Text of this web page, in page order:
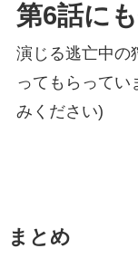
第6話に
演じる逃亡中の
ってもらって
みください)
まとめ